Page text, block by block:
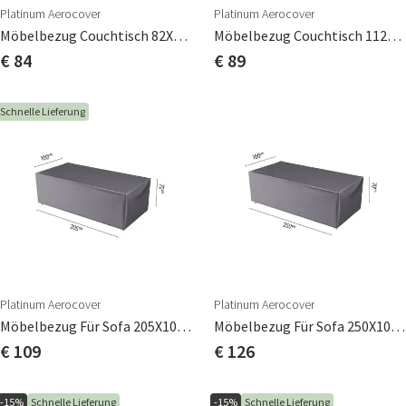
Platinum Aerocover
Möbelbezug Couchtisch 82X82 H50cm
€ 84
Platinum Aerocover
Möbelbezug Couchtisch 112X82 H50cm
€ 89
Schnelle Lieferung
Platinum Aerocover
Möbelbezug Für Sofa 205X100cm
€ 109
Platinum Aerocover
Möbelbezug Für Sofa 250X100cm
€ 126
-15% Schnelle Lieferung -15% Schnelle Lieferung